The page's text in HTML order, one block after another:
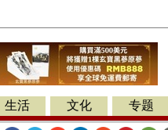
生活 文化 专题